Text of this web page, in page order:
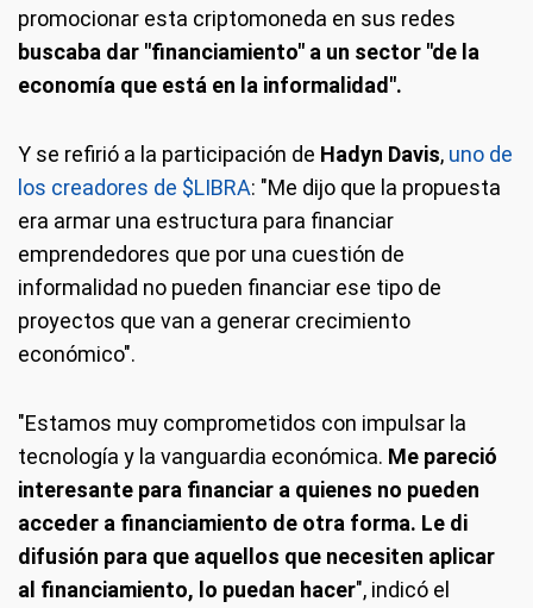
promocionar esta criptomoneda en sus redes
buscaba dar "financiamiento" a un sector "de la
economía que está en la informalidad".
Y se refirió a la participación de Hadyn Davis, uno de
los creadores de $LIBRA: "Me dijo que la propuesta
era armar una estructura para financiar
emprendedores que por una cuestión de
informalidad no pueden financiar ese tipo de
proyectos que van a generar crecimiento
económico".
"Estamos muy comprometidos con impulsar la
tecnología y la vanguardia económica. Me pareció
interesante para financiar a quienes no pueden
acceder a financiamiento de otra forma. Le di
difusión para que aquellos que necesiten aplicar
al financiamiento, lo puedan hacer", indicó el